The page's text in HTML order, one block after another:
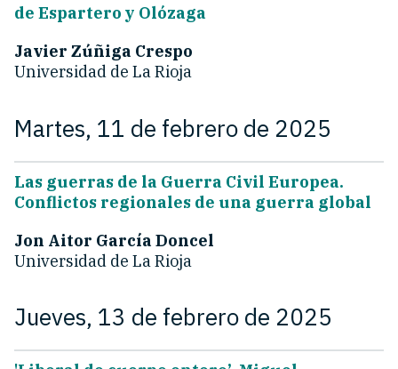
de Espartero y Olózaga
Javier Zúñiga Crespo
Universidad de La Rioja
Martes, 11 de febrero de 2025
Las guerras de la Guerra Civil Europea.
Conflictos regionales de una guerra global
Jon Aitor García Doncel
Universidad de La Rioja
Jueves, 13 de febrero de 2025